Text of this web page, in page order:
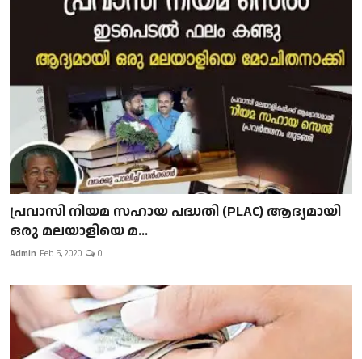
പ്രവാസി നിയമ സഹായ പദ്ധതി (PLAC) ആദ്യമായി
ഒരു മലയാളിയെ മ...
Admin Feb 5, 2020 0